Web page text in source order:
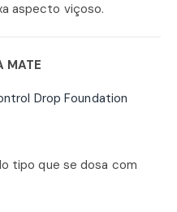
aspecto viçoso.
MATE
Drop Foundation
tipo que se dosa com